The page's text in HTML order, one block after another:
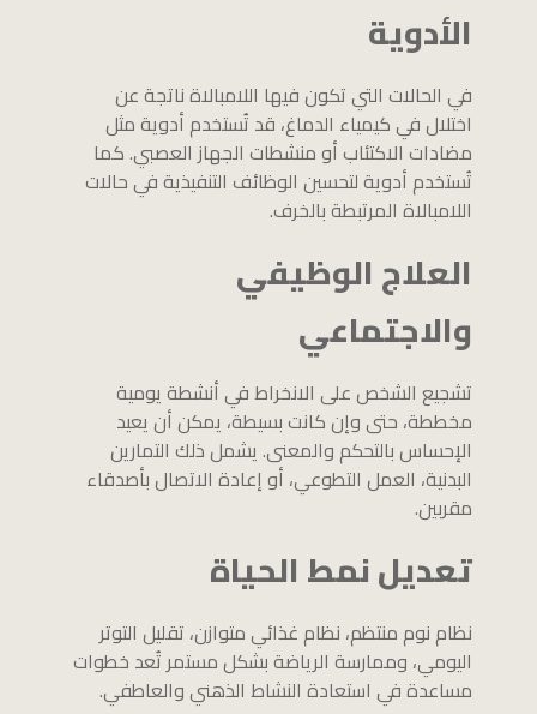
الأدوية
في الحالات التي تكون فيها اللامبالاة ناتجة عن
اختلال في كيمياء الدماغ، قد تُستخدم أدوية مثل
مضادات الاكتئاب أو منشطات الجهاز العصبي. كما
تُستخدم أدوية لتحسين الوظائف التنفيذية في حالات
اللامبالاة المرتبطة بالخرف.
العلاج الوظيفي
والاجتماعي
تشجيع الشخص على الانخراط في أنشطة يومية
مخططة، حتى وإن كانت بسيطة، يمكن أن يعيد
الإحساس بالتحكم والمعنى. يشمل ذلك التمارين
البدنية، العمل التطوعي، أو إعادة الاتصال بأصدقاء
مقربين.
تعديل نمط الحياة
نظام نوم منتظم، نظام غذائي متوازن، تقليل التوتر
اليومي، وممارسة الرياضة بشكل مستمر تُعد خطوات
مساعدة في استعادة النشاط الذهني والعاطفي.